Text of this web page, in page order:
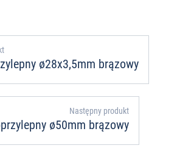
ø28x3,5mm brązowy
Następny produkt
ø50mm brązowy